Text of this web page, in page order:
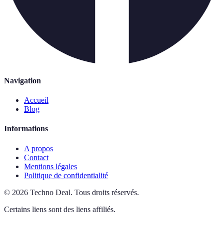
Navigation
Accueil
Blog
Informations
A propos
Contact
Mentions légales
Politique de confidentialité
© 2026 Techno Deal. Tous droits réservés.
Certains liens sont des liens affiliés.